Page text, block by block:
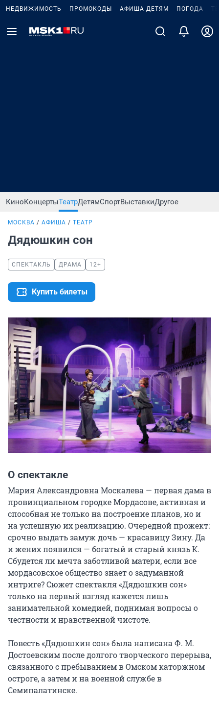
НЕДВИЖИМОСТЬ ПРОМОКОДЫ АФИША ДЕТЯМ ПОГОДА
КиноКонцертыТеатрДетямСпортВыставкиДругое
МОСКВА АФИША ТЕАТР
Дядюшкин сон
СПЕКТАКЛЬ ДРАМА 12+
Купить билеты
О спектакле
Мария Александровна Москалева — первая дама в
провинциальном городке Мордасове, активная и
способная не только на построение планов, но и
на успешную их реализацию. Очередной прожект:
срочно выдать замуж дочь — красавицу Зину. Да
и жених появился — богатый и старый князь К.
Сбудется ли мечта заботливой матери, если все
мордасовское общество знает о задуманной
интриге? Сюжет спектакля «Дядюшкин сон»
только на первый взгляд кажется лишь
занимательной комедией, поднимая вопросы о
честности и нравственной чистоте.
Повесть «Дядюшкин сон» была написана Ф. М.
Достоевским после долгого творческого перерыва,
связанного с пребыванием в Омском каторжном
остроге, а затем и на военной службе в
Семипалатинске.